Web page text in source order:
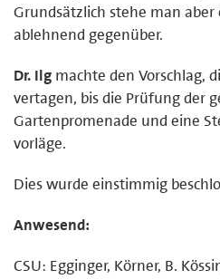
Grundsätzlich stehe man
ablehnend gegenüber.
Dr. Ilg machte den Vorschlag,
vertagen, bis die Prüfung der
Gartenpromenade und eine
vorläge.
Dies wurde einstimmig
Anwesend:
CSU: Egginger, Körner, B.